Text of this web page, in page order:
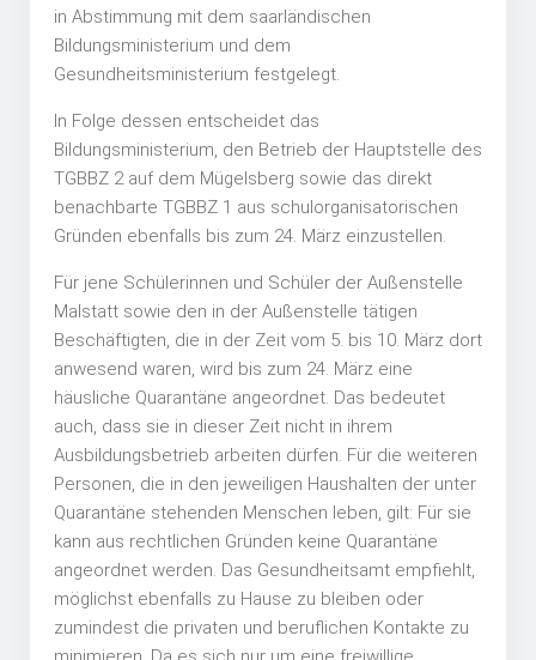
in Abstimmung mit dem saarländischen
Bildungsministerium und dem
Gesundheitsministerium festgelegt.
In Folge dessen entscheidet das
Bildungsministerium, den Betrieb der Hauptstelle des
TGBBZ 2 auf dem Mügelsberg sowie das direkt
benachbarte TGBBZ 1 aus schulorganisatorischen
Gründen ebenfalls bis zum 24. März einzustellen.
Für jene Schülerinnen und Schüler der Außenstelle
Malstatt sowie den in der Außenstelle tätigen
Beschäftigten, die in der Zeit vom 5. bis 10. März dort
anwesend waren, wird bis zum 24. März eine
häusliche Quarantäne angeordnet. Das bedeutet
auch, dass sie in dieser Zeit nicht in ihrem
Ausbildungsbetrieb arbeiten dürfen. Für die weiteren
Personen, die in den jeweiligen Haushalten der unter
Quarantäne stehenden Menschen leben, gilt: Für sie
kann aus rechtlichen Gründen keine Quarantäne
angeordnet werden. Das Gesundheitsamt empfiehlt,
möglichst ebenfalls zu Hause zu bleiben oder
zumindest die privaten und beruflichen Kontakte zu